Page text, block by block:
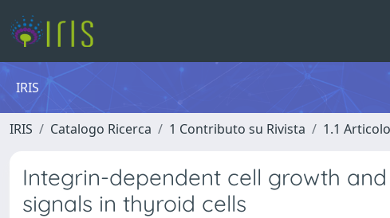
IRIS
IRIS Catalogo Ricerca 1 Contributo su Rivista 1.1
Integrin-dependent cell growth
signals in thyroid cells